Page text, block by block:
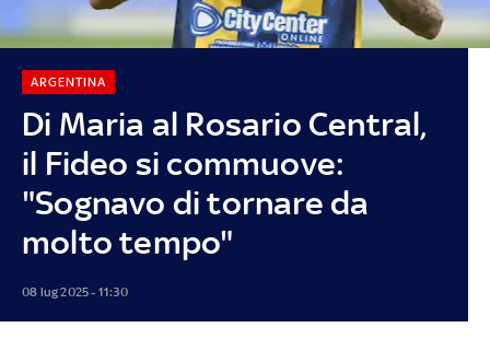
Di Maria al Rosario Central,
il Fideo si commuove:
"Sognavo di tornare da
molto tempo"
ARGENTINA
08 lug 2025 - 11:30